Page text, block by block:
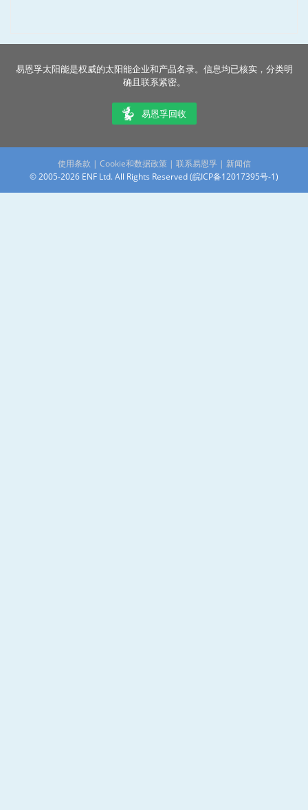
易恩孚太阳能是权威的太阳能企业和产品名录。信息均已核实，分类明
确且联系紧密。
易恩孚回收
使用条款 | Cookie和数据政策| 联系易恩孚 | 新闻信
© 2005-2026 ENF Ltd. All Rights Reserved (皖ICP备12017395号-1)